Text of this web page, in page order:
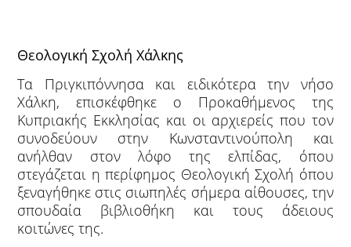
Θεολογική Σχολή Χάλκης
Τα Πριγκιπόννησα και ειδικότερα την νήσο
Χάλκη, επισκέφθηκε ο Προκαθήμενος της
Κυπριακής Εκκλησίας και οι αρχιερείς που τον
συνοδεύουν στην Κωνσταντινούπολη και
ανήλθαν στον λόφο της ελπίδας, όπου
στεγάζεται η περίφημος Θεολογική Σχολή όπου
ξεναγήθηκε στις σιωπηλές σήμερα αίθουσες, την
σπουδαία βιβλιοθήκη και τους άδειους
κοιτώνες της.